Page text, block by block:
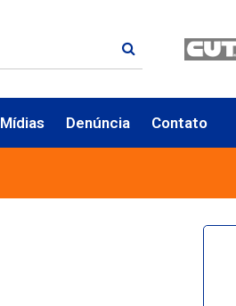
Mídias Denúncia Contato